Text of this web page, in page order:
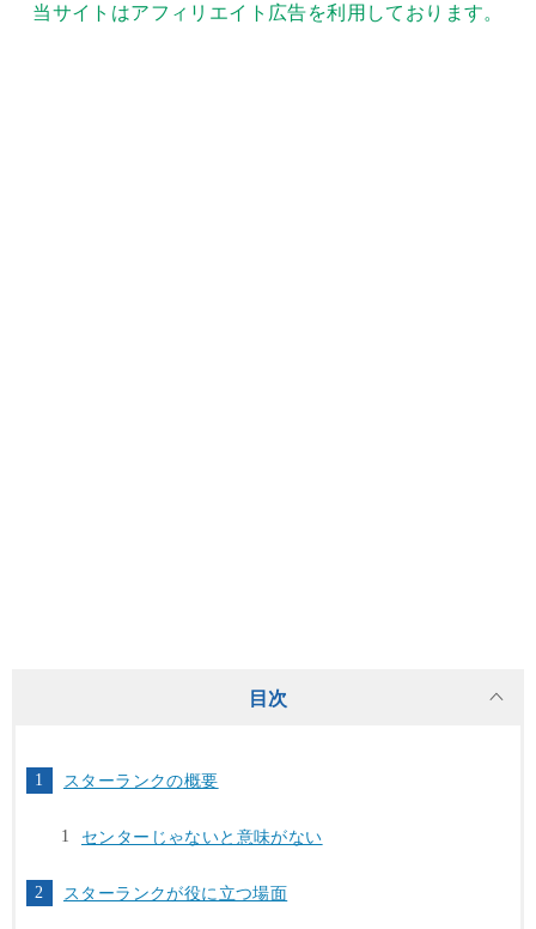
当サイトはアフィリエイト広告を利用しております。
目次
スターランクの概要
センターじゃないと意味がない
スターランクが役に立つ場面